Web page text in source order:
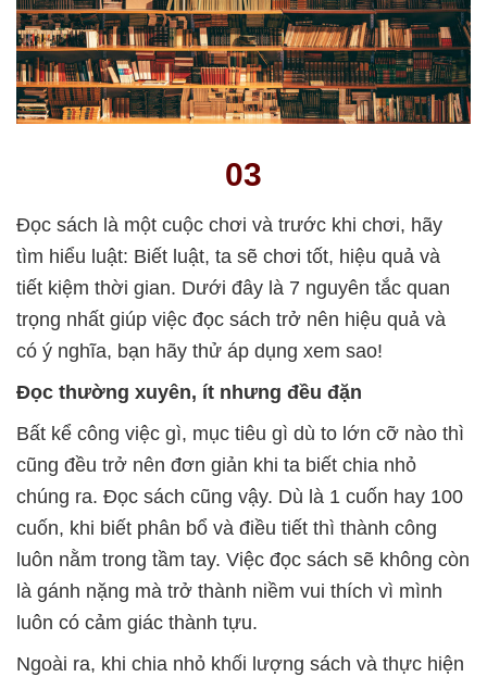
03
Đọc sách là một cuộc chơi và trước khi chơi, hãy
tìm hiểu luật: Biết luật, ta sẽ chơi tốt, hiệu quả và
tiết kiệm thời gian. Dưới đây là 7 nguyên tắc quan
trọng nhất giúp việc đọc sách trở nên hiệu quả và
có ý nghĩa, bạn hãy thử áp dụng xem sao!
Đọc thường xuyên, ít nhưng đều đặn
Bất kể công việc gì, mục tiêu gì dù to lớn cỡ nào thì
cũng đều trở nên đơn giản khi ta biết chia nhỏ
chúng ra. Đọc sách cũng vậy. Dù là 1 cuốn hay 100
cuốn, khi biết phân bổ và điều tiết thì thành công
luôn nằm trong tầm tay. Việc đọc sách sẽ không còn
là gánh nặng mà trở thành niềm vui thích vì mình
luôn có cảm giác thành tựu.
Ngoài ra, khi chia nhỏ khối lượng sách và thực hiện